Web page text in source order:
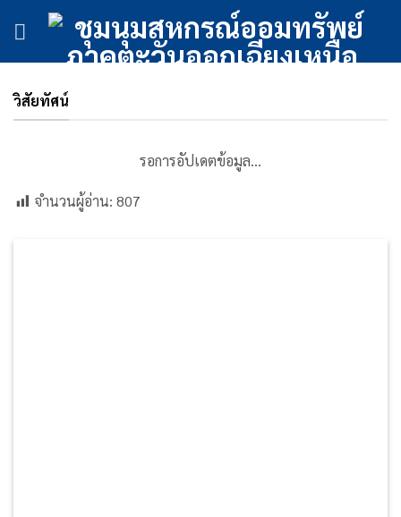
วิสัยทัศน์
รอการอัปเดตข้อมูล…
จำนวนผู้อ่าน: 807